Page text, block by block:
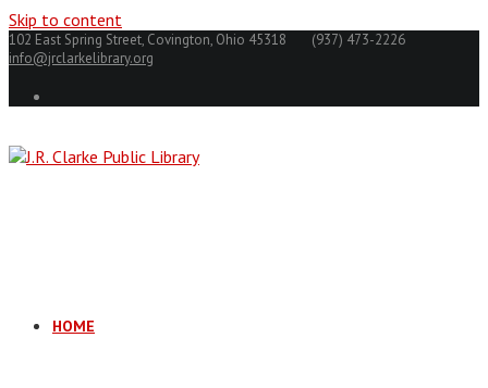
Skip to content
102 East Spring Street, Covington, Ohio 45318
(937) 473-2226
info@jrclarkelibrary.org
HOME